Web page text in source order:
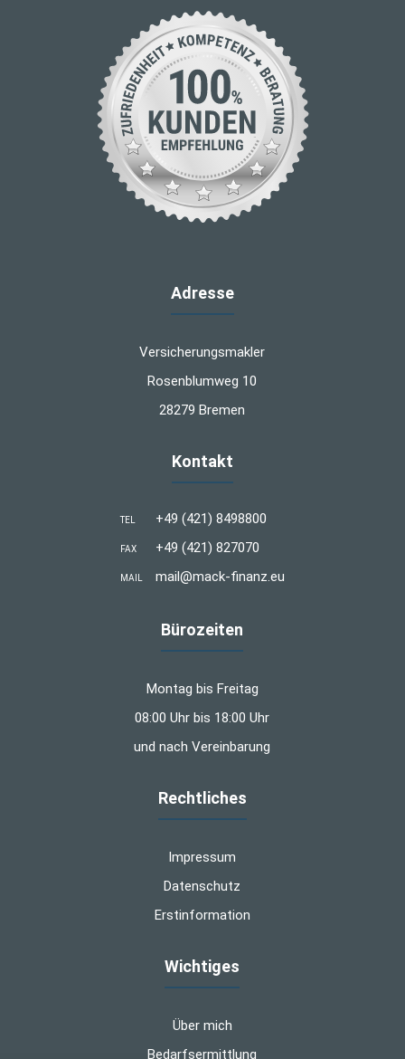
Adresse
Versicherungsmakler
Rosenblumweg 10
28279 Bremen
Kontakt
TEL +49 (421) 8498800
FAX +49 (421) 827070
MAIL mail@mack-finanz.eu
Bürozeiten
Montag bis Freitag
08:00 Uhr bis 18:00 Uhr
und nach Vereinbarung
Rechtliches
Impressum
Datenschutz
Erstinformation
Wichtiges
Über mich
Bedarfsermittlung